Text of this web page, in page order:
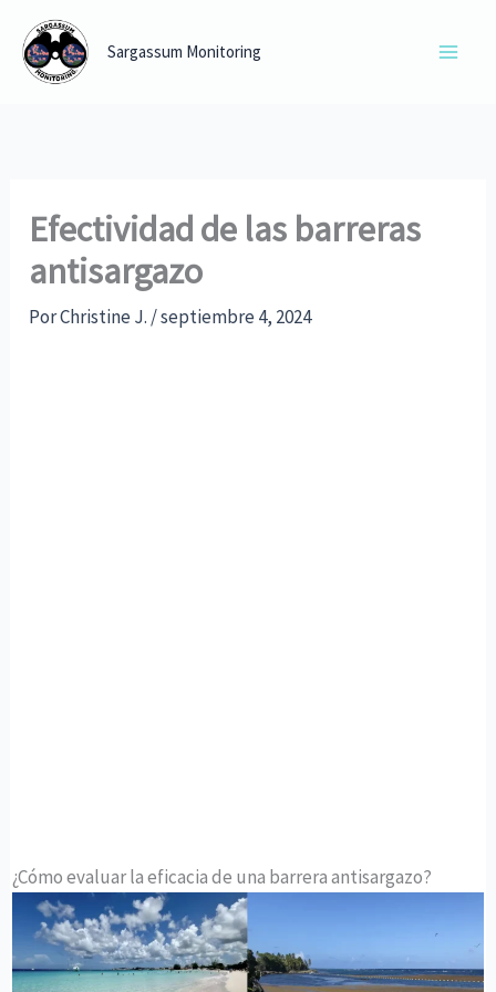
contenido
Sargassum Monitoring
Efectividad de las barreras
antisargazo
PorChristine J. /septiembre 4, 2024
¿Cómo evaluar la eficacia de una barrera antisargazo?